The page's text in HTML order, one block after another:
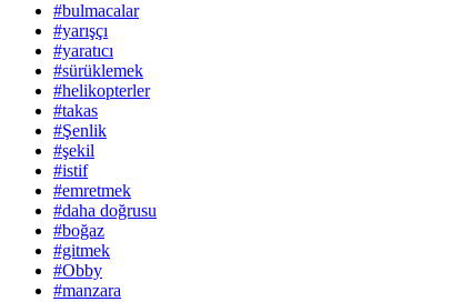
#bulmacalar
#yarışçı
#yaratıcı
#sürüklemek
#helikopterler
#takas
#Şenlik
#şekil
#istif
#emretmek
#daha doğrusu
#boğaz
#gitmek
#Obby
#manzara